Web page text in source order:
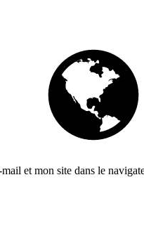
et mon site dans le